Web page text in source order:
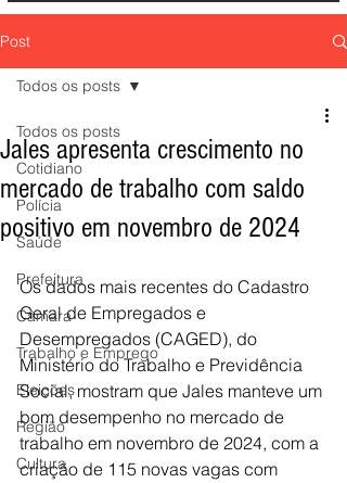
Post
Todos os posts
Cotidiano
Polícia
Saúde
Prefeitura
Câmara
Trabalho e Emprego
Eleições
Região
Cultura
Todos os posts
Jales apresenta crescimento no
mercado de trabalho com saldo
positivo em novembro de 2024
Os dados mais recentes do Cadastro
Geral de Empregados e
Desempregados (CAGED), do
Ministério do Trabalho e Previdência
Social, mostram que Jales manteve um
bom desempenho no mercado de
trabalho em novembro de 2024, com a
criação de 115 novas vagas com